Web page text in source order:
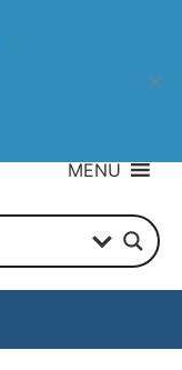
MENU